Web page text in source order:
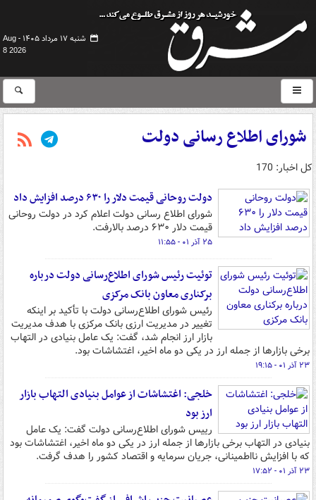
شنبه ۱۷ مرداد ۱۴۰۵ -
Aug
8 2026
شورای اطلاع رسانی دولت
کل اخبار: 170
دولت روحانی قیمت دلار را ۶۳۰ درصد افزایش داد
شورای اطلاع رسانی دولت اعلام کرد در دولت روحانی
قیمت دلار ۶۳۰ درصد بالارفت.
۲۵ آذر ۰۱ - ۱۱:۵۵
توئیت رئیس شورای اطلاع‌رسانی دولت درباره
برکناری معاون بانک مرکزی
رئیس شورای اطلاع‌رسانی دولت با تأکید بر اینکه
تغییر در مدیریت ارزی بانک مرکزی با هدف مدیریت
بازار ارز انجام شد، گفت: یک عامل بنیادی در التهاب
برخی بازارها از جمله ارز در یکی دو ماه اخیر، اغتشاشات بود.
۲۳ آذر ۰۱ - ۱۹:۱۵
خلجی: اغتشاشات از عوامل بنیادی التهاب بازار
ارز بود
رییس شورای اطلاع‌رسانی دولت گفت: یک عامل
بنیادی در التهاب برخی بازارها از جمله ارز در یکی دو ماه اخیر، اغتشاشات بود
که با افزایش نااطمینانی، جریان سرمایه و اقتصاد کشور را هدف گرفت.
۲۳ آذر ۰۱ - ۱۷:۵۲